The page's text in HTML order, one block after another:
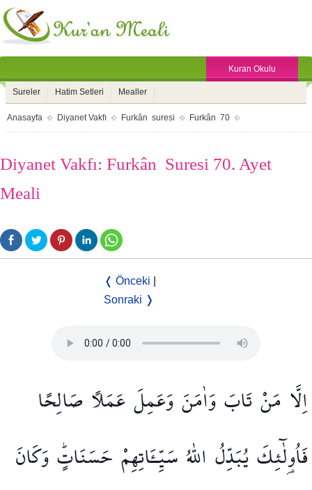
Kuran Okulu
Sureler Hatim Setleri Mealler
Anasayfa Diyanet Vakfı Furkân suresi Furkân 70
Diyanet Vakfı: Furkân Suresi 70. Ayet
Meali
❬ Önceki
Sonraki ❭
اِلَّا مَنْتَابَوَاٰمَنَوَعَمِلَ عَمَلًا صَالِحًا
فَاُو۬لٰٓئِكَيُبَدِّلُ اللّٰهُسَيِّـَٔاتِهِمْ حَسَنَاتٍۜوَكَانَ